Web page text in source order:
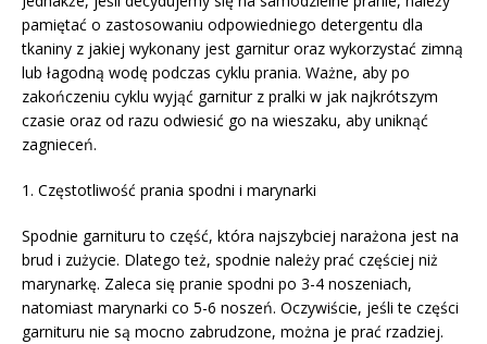
pamiętać o zastosowaniu odpowiedniego detergentu dla
tkaniny z jakiej wykonany jest garnitur oraz wykorzystać zimną
lub łagodną wodę podczas cyklu prania. Ważne, aby po
zakończeniu cyklu wyjąć garnitur z pralki w jak najkrótszym
czasie oraz od razu odwiesić go na wieszaku, aby uniknąć
zagnieceń.
1. Częstotliwość prania spodni i marynarki
Spodnie garnituru to część, która najszybciej narażona jest na
brud i zużycie. Dlatego też, spodnie należy prać częściej niż
marynarkę. Zaleca się pranie spodni po 3-4 noszeniach,
natomiast marynarki co 5-6 noszeń. Oczywiście, jeśli te części
garnituru nie są mocno zabrudzone, można je prać rzadziej.